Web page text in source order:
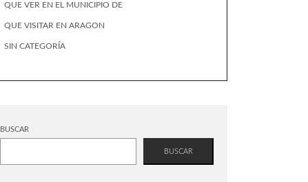
QUE VER EN EL MUNICIPIO DE
QUE VISITAR EN ARAGON
SIN CATEGORÍA
BUSCAR
BUSCAR